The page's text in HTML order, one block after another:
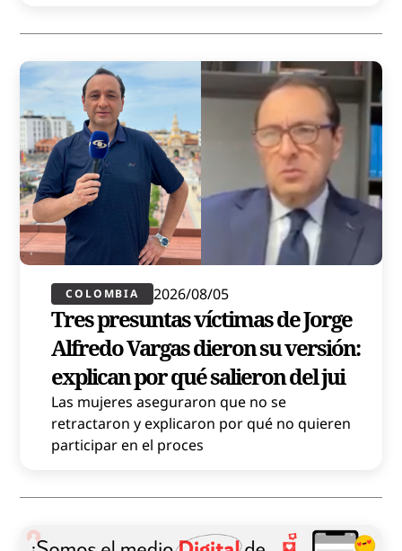
COLOMBIA 2026/08/05
Tres presuntas víctimas de Jorge
Alfredo Vargas dieron su versión:
explican por qué salieron del jui
Las mujeres aseguraron que no se
retractaron y explicaron por qué no quieren
participar en el proces